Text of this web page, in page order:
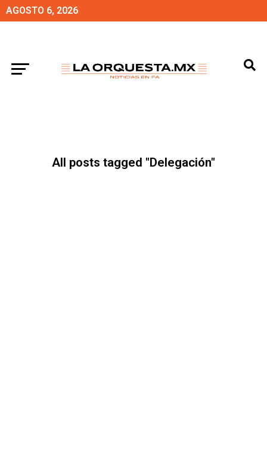
AGOSTO 6, 2026
All posts tagged "Delegación"